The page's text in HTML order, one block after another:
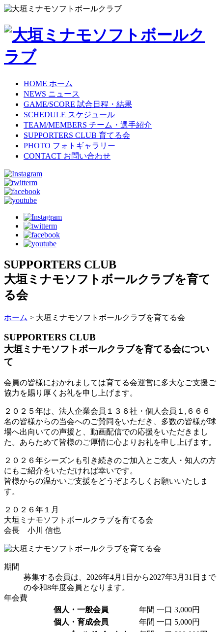
HOME ホーム
NEWS ニュース
GAME/SCORE 試合日程・結果
SCHEDULE スケジュール
TEAM/MEMBERS チーム・選手紹介
SUPPORTERS CLUB 育てる会
PHOTO フォトギャラリー
CONTACT お問い合わせ
SUPPORTERS CLUB
大垣ミナモソフトボールクラブを育て
る会
ホーム > 大垣ミナモソフトボールクラブを育てる会
SUPPORTERS CLUB
大垣ミナモソフトボールクラブを育てる会につい
て
会員の皆様におかれましては育てる会運営に多大なご支援ご
協力を賜り厚くお礼を申し上げます。
２０２５年は、法人企業会員１３６社・個人会員１,６６６
名の皆様からの当会へのご賛同をいただき、多数の皆様が球
場へ出向いての声援と、動画配信での応援をいただきまし
た。あらためて皆様のご厚情に心よりお礼を申し上げます。
２０２６年シーズンも引き続きのご加入とご友人・知人の方
にもご紹介をいただければ幸いです。
皆様からの温かいご支援をどうぞよろしくお願いいたしま
す。
２０２６年１月
大垣ミナモソフトボールクラブを育てる会
会長 小川 信也
期間
募集する会員は、2026年4月1日から2027年3月31日まで
の令和8年度会員となります。
年会費
個人・一般会員
年間 一口 3,000円
個人・育成会員
年間 一口 5,000円